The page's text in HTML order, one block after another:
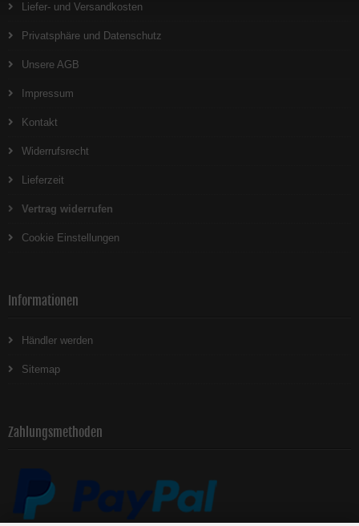
Liefer- und Versandkosten
Privatsphäre und Datenschutz
Unsere AGB
Impressum
Kontakt
Widerrufsrecht
Lieferzeit
Vertrag widerrufen
Cookie Einstellungen
Informationen
Händler werden
Sitemap
Zahlungsmethoden